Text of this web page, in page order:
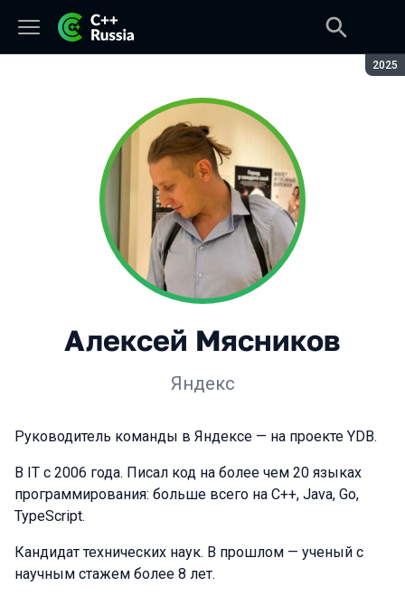
2025
Алексей Мясников
Яндекс
Руководитель команды в Яндексе — на проекте YDB.
В IT с 2006 года. Писал код на более чем 20 языках
программирования: больше всего на C++, Java, Go,
TypeScript.
Кандидат технических наук. В прошлом — ученый с
научным стажем более 8 лет.